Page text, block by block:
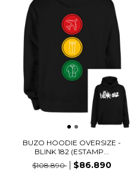
BUZO HOODIE OVERSIZE -
BLINK 182 (ESTAMP...
$108.890
$86.890